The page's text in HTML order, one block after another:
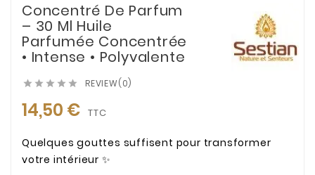
Concentré De Parfum
– 30 Ml Huile
Parfumée Concentrée
• Intense • Polyvalente
     REVIEW(0)
14,50 € TTC
Quelques gouttes suffisent pour transformer
votre intérieur ✨